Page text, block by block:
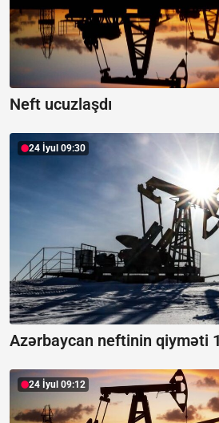
Neft ucuzlaşdı
24 İyul 09:30
Azərbaycan neftinin qiyməti
24 İyul 09:12